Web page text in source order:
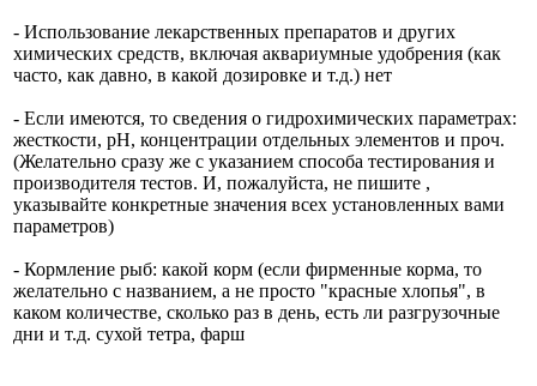
- Использование лекарственных препаратов и других
химических средств, включая аквариумные удобрения (как
часто, как давно, в какой дозировке и т.д.) нет
- Если имеются, то сведения о гидрохимических параметрах:
жесткости, рН, концентрации отдельных элементов и проч.
(Желательно сразу же с указанием способа тестирования и
производителя тестов. И, пожалуйста, не пишите ,
указывайте конкретные значения всех установленных вами
параметров)
- Кормление рыб: какой корм (если фирменные корма, то
желательно с названием, а не просто "красные хлопья", в
каком количестве, сколько раз в день, есть ли разгрузочные
дни и т.д. сухой тетра, фарш